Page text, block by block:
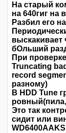
На старый
на 640гиг на
Разбил его
выскакивает
бОльший
При
Truncating
record
разному)
В HDD Tune
Это так
сидит или